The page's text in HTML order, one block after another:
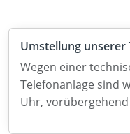
Umstellung unserer
Wegen einer
Telefonanlage sind
Uhr,